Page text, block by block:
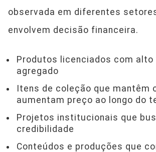
observada em diferentes
envolvem decisão financeira.
Produtos licenciados com alto
agregado
Itens de coleção que mantêm
aumentam preço ao longo do
Projetos institucionais que
credibilidade
Conteúdos e produções que